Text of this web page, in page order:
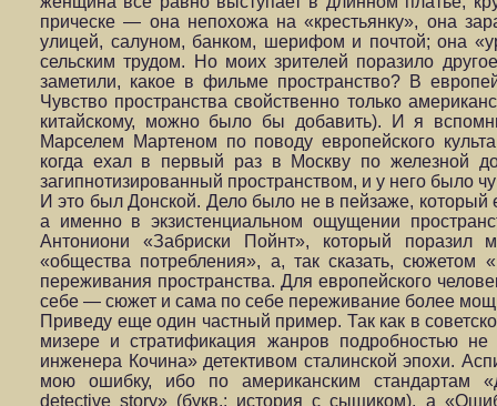
прическе — она непохожа на «крестьянку», она
улицей, салуном, банком, шерифом и почтой; она
сельским трудом. Но моих зрителей поразило
заметили, какое в фильме пространство? В
Чувство пространства свойственно только
китайскому, можно было бы добавить). И я
Марселем Мартеном по поводу европейского
когда ехал в первый раз в Москву по железной
загипнотизированный пространством, и у него было
И это был Донской. Дело было не в пейзаже, который
а именно в экзистенциальном ощущении
Антониони «Забриски Пойнт», который поразил
«общества потребления», а, так сказать, сюжетом
переживания пространства. Для европейского
себе — сюжет и сама по себе переживание более
Приведу еще один частный пример. Так как в
мизере и стратификация жанров подробностью
инженера Кочина» детективом сталинской эпохи.
мою ошибку, ибо по американским стандартам
detective story» (букв.: история с сыщиком), а